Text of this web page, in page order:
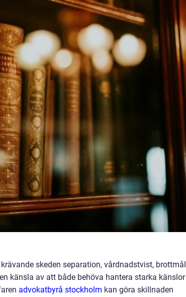
skeden separation, vårdnadstvist, brottmål
känsla av att både behöva hantera starka känslor
advokatbyrå stockholm kan göra skillnaden